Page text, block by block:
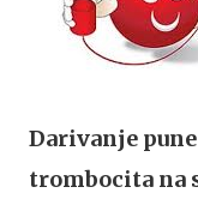
Darivanje
trombocita na